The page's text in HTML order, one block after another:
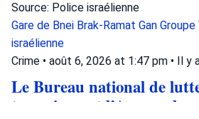
Source: Police israélienne
Gare de Bnei Brak-Ramat Gan
israélienne
Crime • août 6, 2026 at 1:47 pm • Il y
Le Bureau national de
terrorisme et l’Agence de